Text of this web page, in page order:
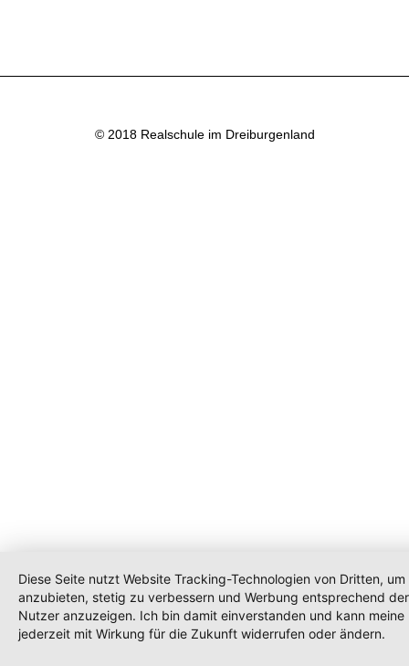
© 2018 Realschule im Dreiburgenland
Diese Seite nutzt Website Tracking-Technologien von Dritten, um
anzubieten, stetig zu verbessern und Werbung entsprechend
Nutzer anzuzeigen. Ich bin damit einverstanden und kann meine
jederzeit mit Wirkung für die Zukunft widerrufen oder ändern.